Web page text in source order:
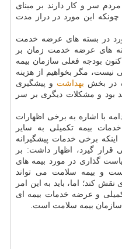
مردم سر و كار دارند بر مبنای
چونكه این مورد در دراز مدت
مورد در بسته های عرضه خدمت
های عرضه خدمت زمان بر
بودجه فعلی سازمان بیمه
نیست، مگر بخواهیم از هزینه
در بخش بهداشت و پیشگیری
بود و مشكلات دیگری بر سر
با اشاره به برخی اظهارات
بیمه تكمیلی به سایر
برخی خدمات پیشگیرانه
گیرد، اظهار داشت: بر
گذاری در مورد بیمه های
و بیمه سلامت می تواند
كند؛ اما، باید به این امر
و عرضه خدمات بیمه ای
سازمان بیمه سلامت است.